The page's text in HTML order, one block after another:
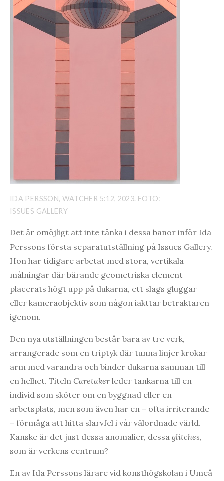
IDA PERSSON, WATCHER 5:12, 2023. FOTO:
ISSUES GALLERY
Det är omöjligt att inte tänka i dessa banor inför Ida
Perssons första separatutställning på Issues Gallery.
Hon har tidigare arbetat med stora, vertikala
målningar där bärande geometriska element
placerats högt upp på dukarna, ett slags gluggar
eller kameraobjektiv som någon iakttar betraktaren
igenom.
Den nya utställningen består bara av tre verk,
arrangerade som en triptyk där tunna linjer krokar
arm med varandra och binder dukarna samman till
en helhet. Titeln Caretaker leder tankarna till en
individ som sköter om en byggnad eller en
arbetsplats, men som även har en – ofta irriterande
– förmåga att hitta slarvfel i vår välordnade värld.
Kanske är det just dessa anomalier, dessa glitches,
som är verkens centrum?
En av Ida Perssons lärare vid konsthögskolan i Umeå